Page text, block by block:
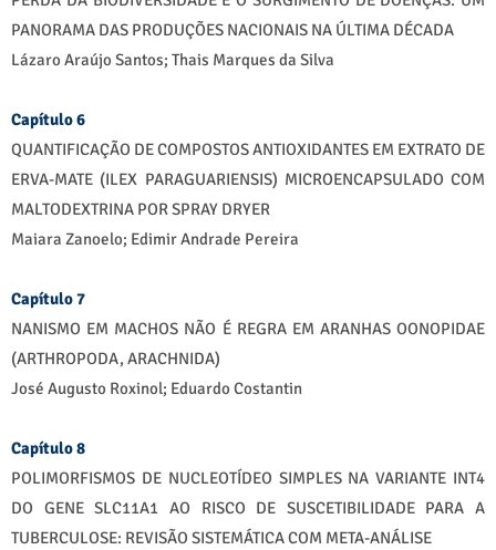
PANORAMA DAS PRODUÇÕES NACIONAIS NA ÚLTIMA DÉCADA
Lázaro Araújo Santos; Thais Marques da Silva
Capítulo 6
QUANTIFICAÇÃO DE COMPOSTOS ANTIOXIDANTES EM EXTRATO DE
ERVA-MATE (ILEX PARAGUARIENSIS) MICROENCAPSULADO COM
MALTODEXTRINA POR SPRAY DRYER
Maiara Zanoelo; Edimir Andrade Pereira
Capítulo 7
NANISMO EM MACHOS NÃO É REGRA EM ARANHAS OONOPIDAE
(ARTHROPODA, ARACHNIDA)
José Augusto Roxinol; Eduardo Costantin
Capítulo 8
POLIMORFISMOS DE NUCLEOTÍDEO SIMPLES NA VARIANTE INT4
DO GENE SLC11A1 AO RISCO DE SUSCETIBILIDADE PARA A
TUBERCULOSE: REVISÃO SISTEMÁTICA COM META-ANÁLISE